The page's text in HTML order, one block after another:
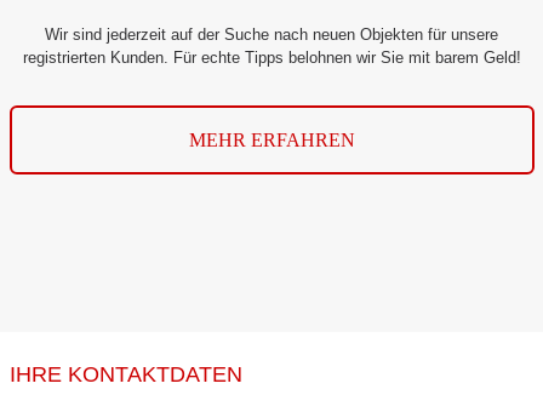
Wir sind jederzeit auf der Suche nach neuen Objekten für unsere
registrierten Kunden. Für echte Tipps belohnen wir Sie mit barem Geld!
MEHR ERFAHREN
IHRE KONTAKTDATEN